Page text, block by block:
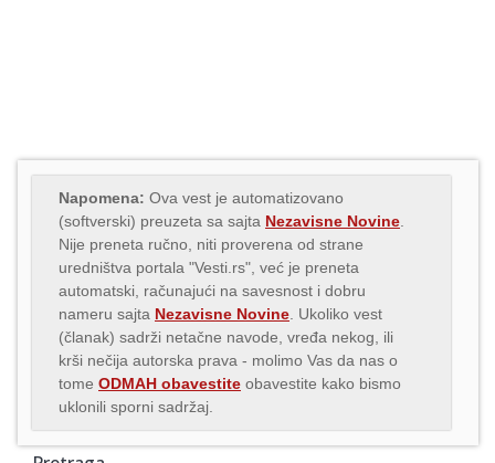
Napomena: Ova vest je automatizovano
(softverski) preuzeta sa sajta Nezavisne Novine
Nije preneta ručno, niti proverena od strane
uredništva portala "Vesti.rs", već je preneta
automatski, računajući na savesnost i dobru
nameru sajta Nezavisne Novine . Ukoliko vest
(članak) sadrži netačne navode, vređa nekog, ili
krši nečija autorska prava - molimo Vas da nas o
tome ODMAH obavestite obavestite kako bismo
uklonili sporni sadržaj.